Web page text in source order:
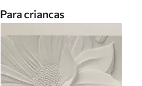
Para criancas